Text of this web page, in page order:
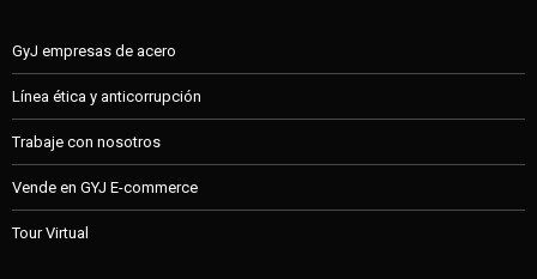
GyJ empresas de acero
Línea ética y anticorrupción
Trabaje con nosotros
Vende en GYJ E-commerce
Tour Virtual